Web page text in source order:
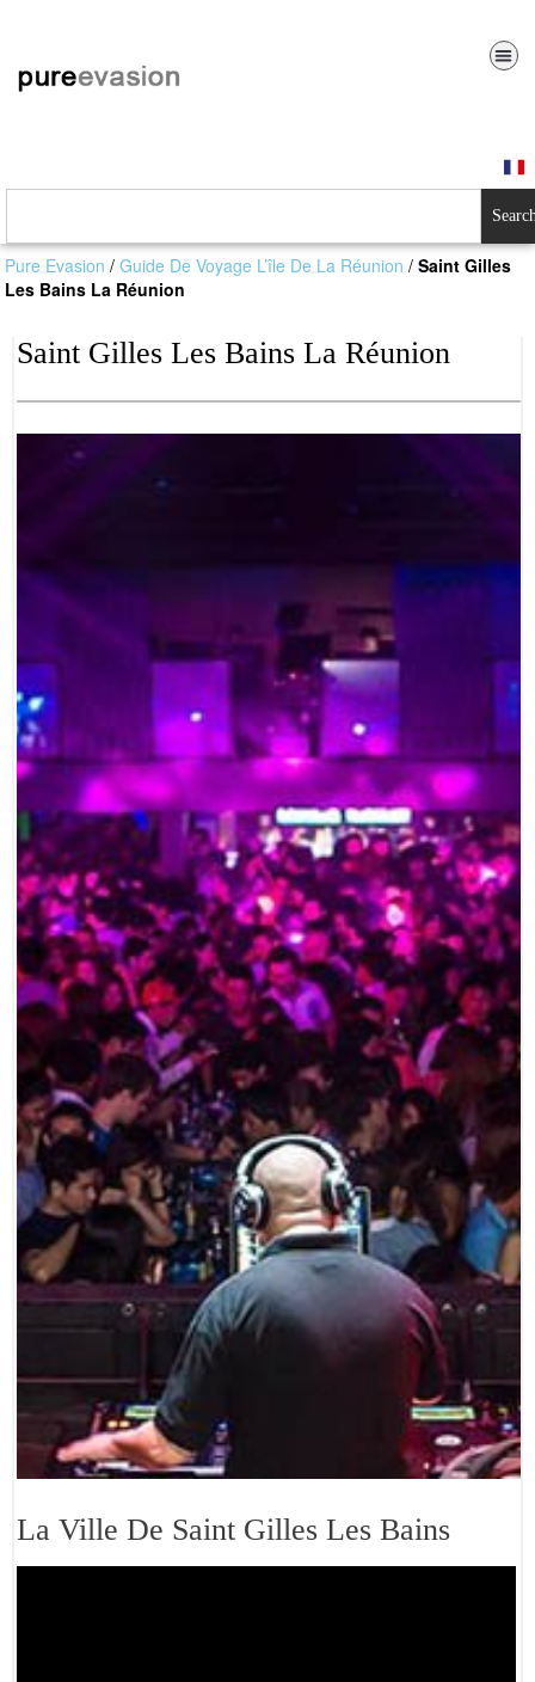
Pure Evasion /Guide De Voyage L’île De La Réunion /Saint Gilles
Les Bains La Réunion
Saint Gilles Les Bains La Réunion
La Ville De Saint Gilles Les Bains